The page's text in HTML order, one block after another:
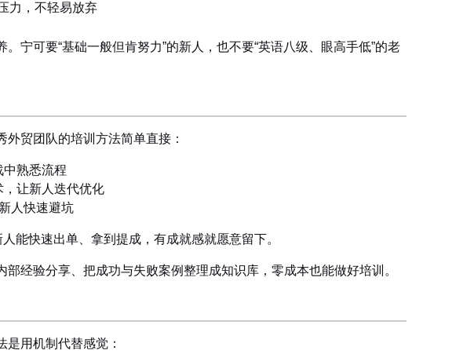
力，不轻易放弃
宁可要“基础一般但肯努力”的新人，也不要“英语八级、眼高手低”的老
贸团队的培训方法简单直接：
中熟悉流程
，让新人迭代优化
人快速避坑
能快速出单、拿到提成，有成就感就愿意留下。
经验分享、把成功与失败案例整理成知识库，零成本也能做好培训。
用机制代替感觉：